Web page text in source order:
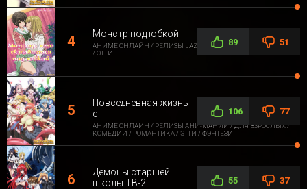
Монстр под юбкой
АНИМЕ ОНЛАЙН / РЕЛИЗЫ JAZZWAY ANIME / ДЛЯ ВЗРОСЛЫХ
/ ЭТТИ
89 51
Повседневная жизнь
с
АНИМЕ ОНЛАЙН / РЕЛИЗЫ АНИ-МАНИИ / ДЛЯ ВЗРОСЛЫХ /
КОМЕДИИ / РОМАНТИКА / ЭТТИ / ФЭНТЕЗИ
106 77
Демоны старшей
школы ТВ-2
55 37